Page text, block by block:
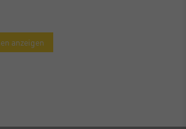
anzeigen